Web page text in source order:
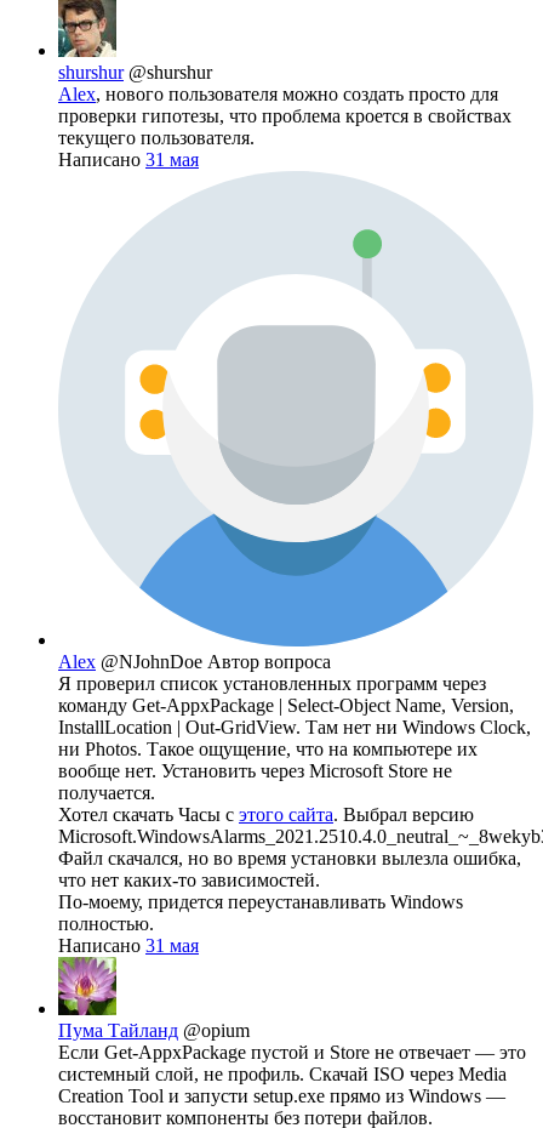
shurshur @shurshur
Alex, нового пользователя можно создать просто для
проверки гипотезы, что проблема кроется в свойствах
текущего пользователя.
Написано 31 мая
Alex @NJohnDoe Автор вопроса
Я проверил список установленных программ через
команду Get-AppxPackage | Select-Object Name, Version,
InstallLocation | Out-GridView. Там нет ни Windows Clock,
ни Photos. Такое ощущение, что на компьютере их
вообще нет. Установить через Microsoft Store не
получается.
Хотел скачать Часы с этого сайта. Выбрал версию
Файл скачался, но во время установки вылезла ошибка,
что нет каких-то зависимостей.
По-моему, придется переустанавливать Windows
полностью.
Написано 31 мая
Пума Тайланд @opium
Если Get-AppxPackage пустой и Store не отвечает — это
системный слой, не профиль. Скачай ISO через Media
Creation Tool и запусти setup.exe прямо из Windows —
восстановит компоненты без потери файлов.